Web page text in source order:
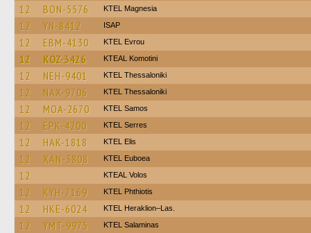
12 BON-5576 ΚΤΕL Magnesia
12 YN-8412 ISAP
12 EBM-4130 KTEL Evrou
12 KOZ-3426 KTEAL Komotini
12 NEH-9401 KTEL Thessaloniki
12 NAX-9706 KTEL Thessaloniki
12 MOA-2670 KTEL Samos
12 EPK-4200 KTEL Serres
12 HAK-1818 KTEL Elis
12 XAN-3808 ΚΤΕL Euboea
12 KTEAL Volos
12 KYH-7169 ΚΤΕL Phthiotis
12 HKE-6024 KTEL Heraklion–Las.
12 YMT-9975 KTEL Salaminas